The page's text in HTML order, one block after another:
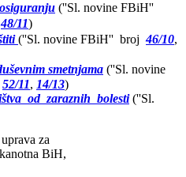
(''Sl. novine FBiH''
48/11)
(''Sl. novine FBiH'' broj46/10,
smetnjama (''Sl. novine
52/11, 14/13)
od zaraznih bolesti(''Sl.
za
BiH,